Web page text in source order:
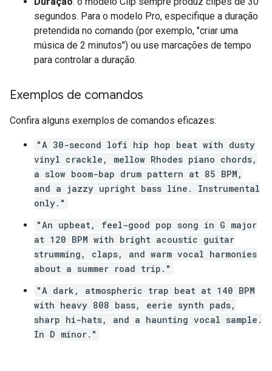
segundos. Para o modelo Pro, especifique a duração
pretendida no comando (por exemplo, "criar uma
música de 2 minutos") ou use marcações de tempo
para controlar a duração.
Exemplos de comandos
Confira alguns exemplos de comandos eficazes:
"A 30-second lofi hip hop beat with dusty
vinyl crackle, mellow Rhodes piano chords,
a slow boom-bap drum pattern at 85 BPM,
and a jazzy upright bass line. Instrumental
only."
"An upbeat, feel-good pop song in G major
at 120 BPM with bright acoustic guitar
strumming, claps, and warm vocal harmonies
about a summer road trip."
"A dark, atmospheric trap beat at 140 BPM
with heavy 808 bass, eerie synth pads,
sharp hi-hats, and a haunting vocal sample.
In D minor."